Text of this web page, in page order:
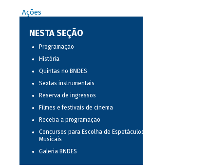
Ações
NESTA SEÇÃO
Programação
História
Quintas no BNDES
Sextas instrumentais
Reserva de ingressos
Filmes e festivais de cinema
Receba a programação
Concursos para Escolha de Espetáculos
Musicais
Galeria BNDES